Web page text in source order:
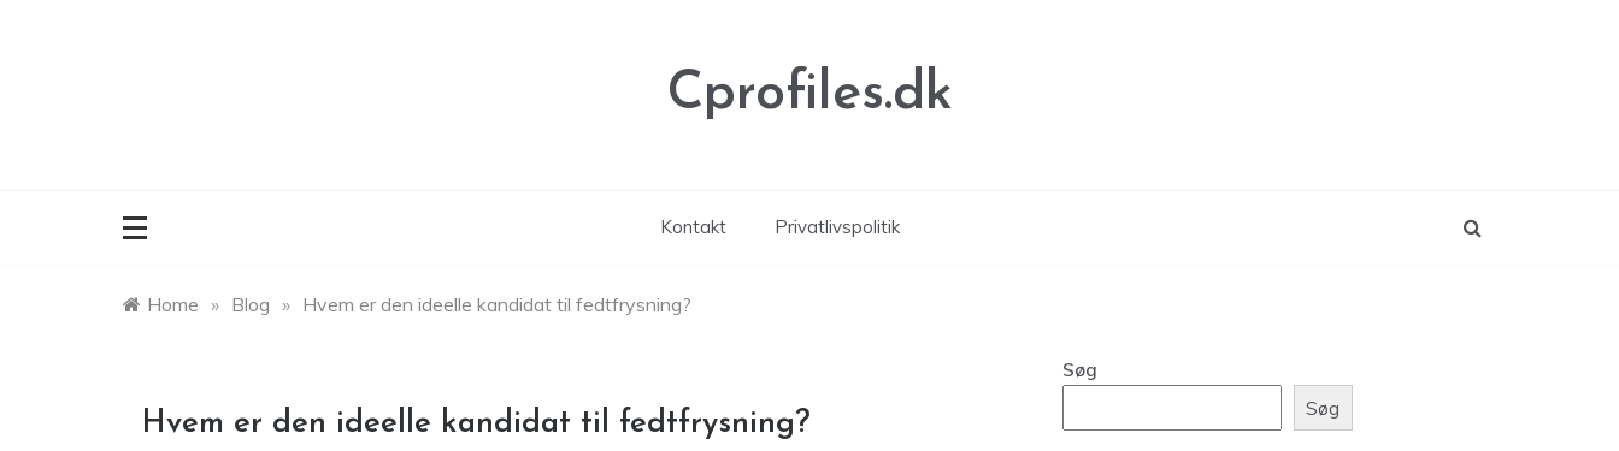
Cprofiles.dk
Kontakt Privatlivspolitik
Home » Blog » Hvem er den ideelle kandidat til fedtfrysning?
Hvem er den ideelle kandidat til fedtfrysning?
Søg
Søg